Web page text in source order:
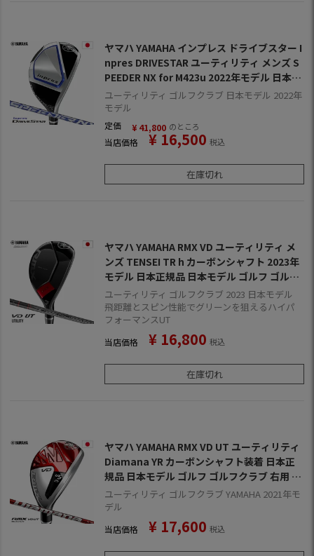
ヤマハ YAMAHA インプレス ドライブスター I
npres DRIVESTAR ユーティリティ メンズ S
PEEDER NX for M423u 2022年モデル 日本正
規品 日本モデル ゴルフ ゴルフクラブ 右用 右
打ち 右利き スピーダーNX
ユーティリティ ゴルフクラブ 日本モデル 2022年
モデル
定価 ¥ 41,800 のところ
当店価格 ¥ 16,500 税込
在庫切れ
ヤマハ YAMAHA RMX VD ユーティリティ メ
ンズ TENSEI TR h カーボンシャフト 2023年
モデル 日本正規品 日本モデル ゴルフ ゴルフ
クラブ 右用 右打ち 右利き リミックス ブイデ
ィー テンセイ
ユーティリティ ゴルフクラブ 2023 日本モデル
飛距離とスピン性能でグリーンを狙えるハイパ
フォーマンスUT
当店価格 ¥ 16,800 税込
在庫切れ
ヤマハ YAMAHA RMX VD UT ユーティリティ
Diamana YR カーボンシャフト装着 日本正
規品 日本モデル ゴルフ ゴルフクラブ 右用 右
打ち 右利き リミックス ブイディー ディアマ
ナYR
ユーティリティ ゴルフクラブ YAMAHA 2021年モ
デル
当店価格 ¥ 17,600 税込